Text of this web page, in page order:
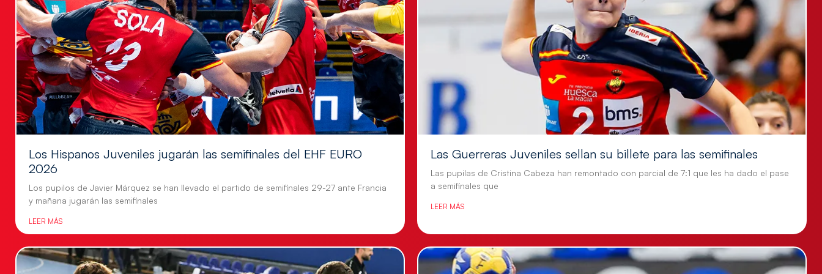
Los Hispanos Juveniles jugarán las semifinales del EHF EURO
2026
Los pupilos de Javier Márquez se han llevado el partido de semifinales 29-27 ante Francia
y mañana jugarán las semifinales
LEER MÁS
Las Guerreras Juveniles sellan su billete para las semifinales
Las pupilas de Cristina Cabeza han remontado con parcial de 7:1 que les ha dado el pase
a semifinales que
LEER MÁS